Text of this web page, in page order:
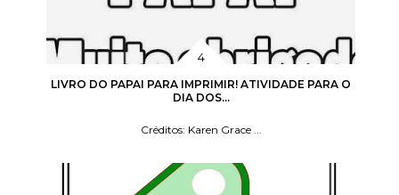
LIVRO DO PAPAI PARA IMPRIMIR! ATIVIDADE PARA O
DIA DOS...
Créditos: Karen Grace ...